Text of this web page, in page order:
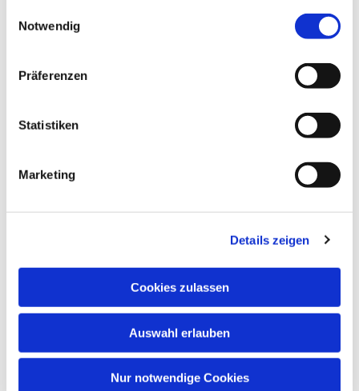
Notwendig
Präferenzen
Statistiken
Marketing
Details zeigen
Cookies zulassen
Auswahl erlauben
Nur notwendige Cookies